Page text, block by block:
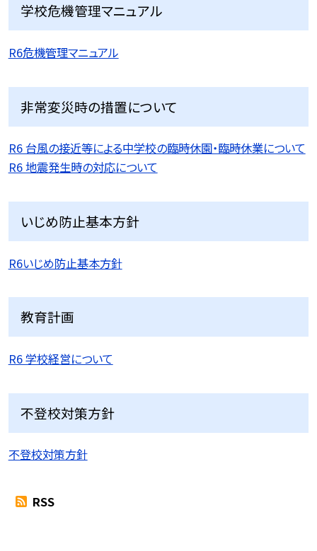
学校危機管理マニュアル
R6危機管理マニュアル
非常変災時の措置について
R6 台風の接近等による中学校の臨時休園・臨時休業について
R6 地震発生時の対応について
いじめ防止基本方針
R6いじめ防止基本方針
教育計画
R6 学校経営について
不登校対策方針
不登校対策方針
RSS